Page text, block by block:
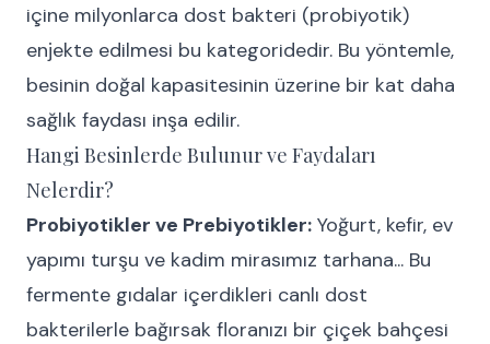
içine milyonlarca dost bakteri (probiyotik)
enjekte edilmesi bu kategoridedir. Bu yöntemle,
besinin doğal kapasitesinin üzerine bir kat daha
sağlık faydası inşa edilir.
Hangi Besinlerde Bulunur ve Faydaları
Nelerdir?
Probiyotikler ve Prebiyotikler: Yoğurt, kefir, ev
yapımı turşu ve kadim mirasımız tarhana... Bu
fermente gıdalar içerdikleri canlı dost
bakterilerle bağırsak floranızı bir çiçek bahçesi